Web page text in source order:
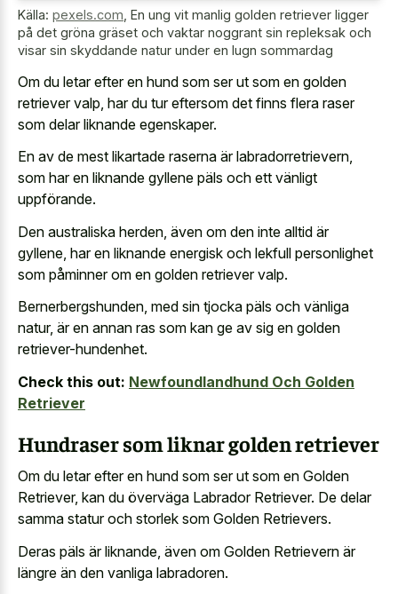
Källa: pexels.com En ung vit manlig golden retriever ligger
på det gröna gräset och vaktar noggrant sin repleksak och
visar sin skyddande natur under en lugn sommardag
Om du letar efter en hund som ser ut som en golden
retriever valp, har du tur eftersom det finns flera raser
som delar liknande egenskaper.
En av de mest likartade raserna är labradorretrievern,
som har en liknande gyllene päls och ett vänligt
uppförande.
Den australiska herden, även om den inte alltid är
gyllene, har en liknande energisk och lekfull personlighet
som påminner om en golden retriever valp.
Bernerbergshunden, med sin tjocka päls och vänliga
natur, är en annan ras som kan ge av sig en golden
retriever-hundenhet.
Check this out: Newfoundlandhund Och Golden
Retriever
Hundraser som liknar golden retriever
Om du letar efter en hund som ser ut som en Golden
Retriever, kan du överväga Labrador Retriever. De delar
samma statur och storlek som Golden Retrievers.
Deras päls är liknande, även om Golden Retrievern är
längre än den vanliga labradoren.